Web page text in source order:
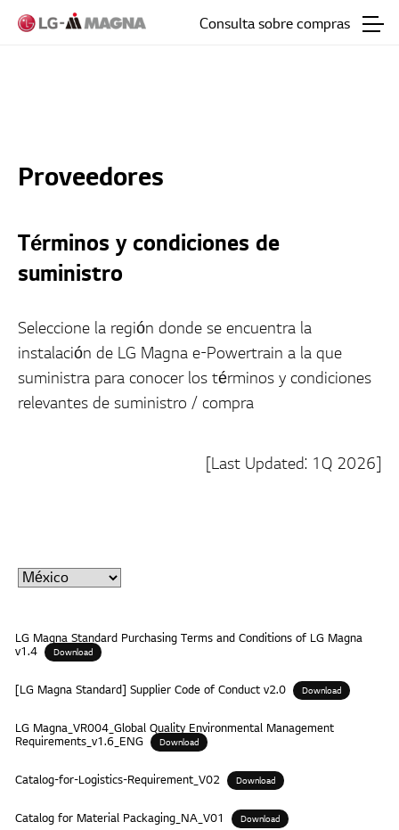
Consulta sobre compras
Proveedores
Términos y condiciones de
suministro
Seleccione la región donde se encuentra la
instalación de LG Magna e-Powertrain a la que
suministra para conocer los términos y condiciones
relevantes de suministro / compra
[Last Updated: 1Q 2026]
LG Magna Standard Purchasing Terms and Conditions of LG Magna
v1.4
Download
[LG Magna Standard] Supplier Code of Conduct v2.0 Download
LG Magna_VR004_Global Quality Environmental Management
Requirements_v1.6_ENG
Download
Catalog-for-Logistics-Requirement_V02 Download
Catalog for Material Packaging_NA_V01 Download